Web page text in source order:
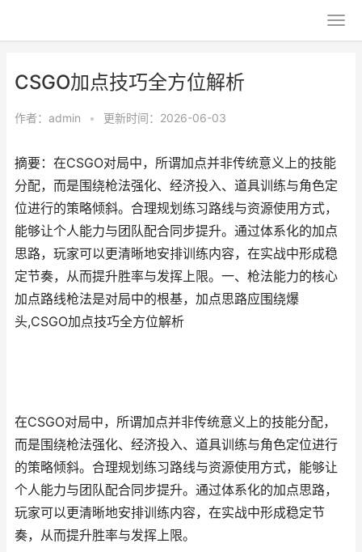
CSGO加点技巧全方位解析
作者： admin • 更新时间：2026-06-03
摘要：在CSGO对局中，所谓加点并非传统意义上的技能
分配，而是围绕枪法强化、经济投入、道具训练与角色定
位进行的策略倾斜。合理规划练习路线与资源使用方式，
能够让个人能力与团队配合同步提升。通过体系化的加点
思路，玩家可以更清晰地安排训练内容，在实战中形成稳
定节奏，从而提升胜率与发挥上限。一、枪法能力的核心
加点路线枪法是对局中的根基，加点思路应围绕爆
头,CSGO加点技巧全方位解析
在CSGO对局中，所谓加点并非传统意义上的技能分配，
而是围绕枪法强化、经济投入、道具训练与角色定位进行
的策略倾斜。合理规划练习路线与资源使用方式，能够让
个人能力与团队配合同步提升。通过体系化的加点思路，
玩家可以更清晰地安排训练内容，在实战中形成稳定节
奏，从而提升胜率与发挥上限。